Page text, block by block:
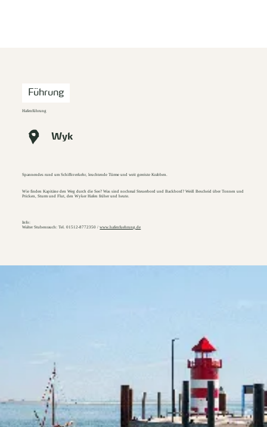
Führung
Hafenführung
Wyk
Spannendes rund um Schiffsverkehr, leuchtende Türme und weit gereiste Krabben.
Wie finden Kapitäne den Weg durch die See? Was sind nochmal Steuerbord und Backbord? Weiß Bescheid über Tonnen und
Pricken, Sturm und Flut, den Wyker Hafen früher und heute.
Info:
Walter Stubenrauch: Tel. 01512-8772350 /www.hafenfuehrung.de